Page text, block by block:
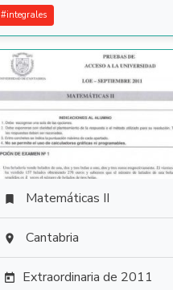
#integrales
 Matemáticas II
 Cantabria
 Extraordinaria de 2011